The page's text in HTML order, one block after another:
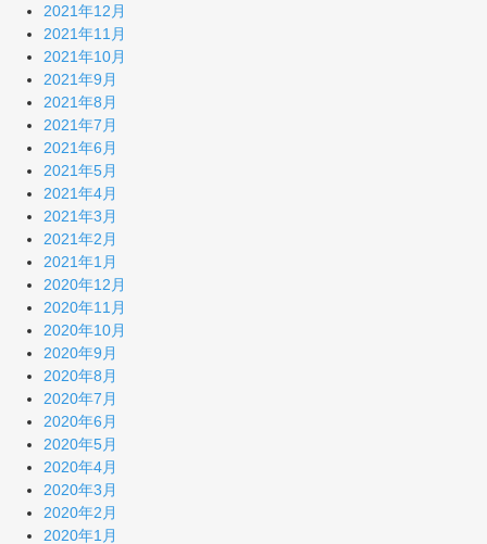
2021年12月
2021年11月
2021年10月
2021年9月
2021年8月
2021年7月
2021年6月
2021年5月
2021年4月
2021年3月
2021年2月
2021年1月
2020年12月
2020年11月
2020年10月
2020年9月
2020年8月
2020年7月
2020年6月
2020年5月
2020年4月
2020年3月
2020年2月
2020年1月